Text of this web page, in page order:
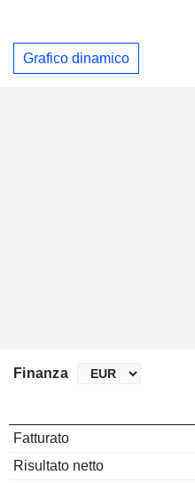
Grafico dinamico
Finanza
Fatturato
Risultato netto